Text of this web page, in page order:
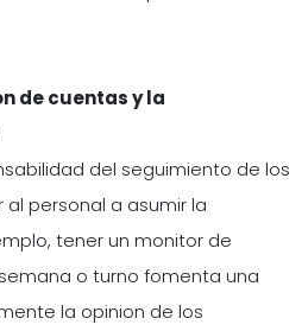
de cuentas y la
del seguimiento de los
personal a asumir la
tener un monitor de
o turno fomenta una
la opinion de los